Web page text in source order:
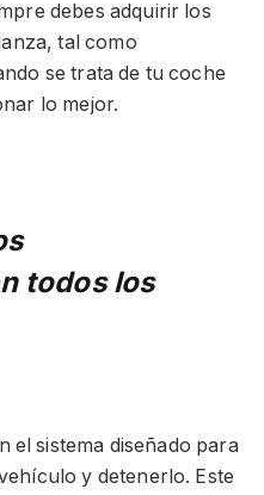
debes adquirir los
tal como
se trata de tu coche
lo mejor.
todos los
el sistema diseñado para
y detenerlo. Este